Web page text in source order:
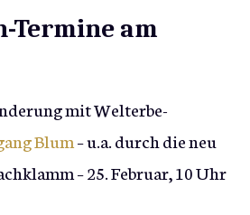
am
mit Welterbe-
Blum– u.a. durch die neu
– 25. Februar, 10 Uhr